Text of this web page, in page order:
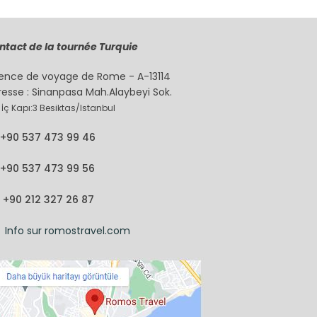
de la tournée Turquie
de voyage de Rome - A-13114
: Sinanpasa Mah.Alaybeyi Sok.
İç Kapı:3 Besiktas/Istanbul
+90 537 473 99 46
+90 537 473 99 56
+90 212 327 26 87
Info sur romostravel.com